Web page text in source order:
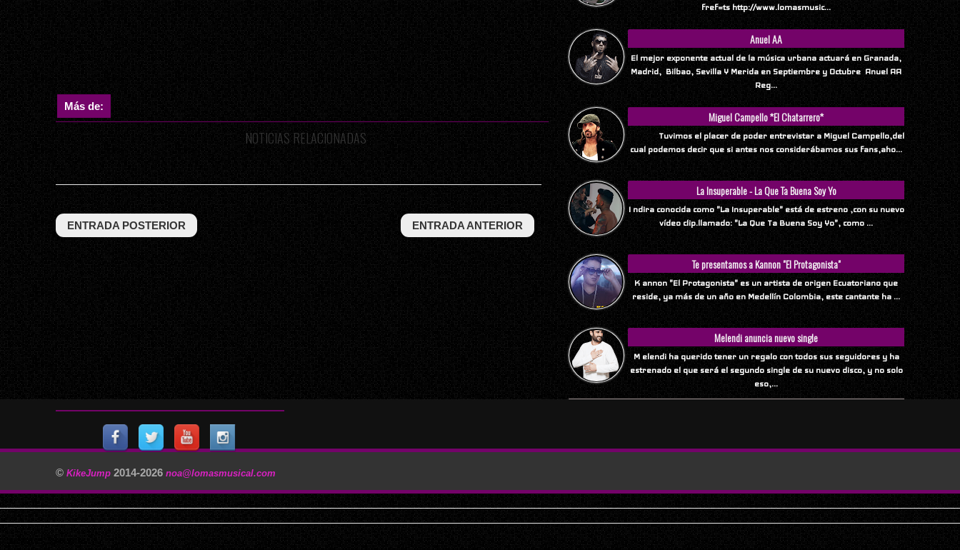
Más de:
NOTICIAS RELACIONADAS
ENTRADA POSTERIOR ENTRADA ANTERIOR
fref=ts http://www.lomasmusic...
Anuel AA
El mejor exponente actual de la música urbana actuará en Granada,
Madrid, Bilbao, Sevilla Y Merida en Septiembre y Octubre Anuel AA
Reg...
Miguel Campello *El Chatarrero*
Tuvimos el placer de poder entrevistar a Miguel Campello,del
cual podemos decir que si antes nos considerábamos sus fans,aho...
La Insuperable - La Que Ta Buena Soy Yo
I ndira conocida como "La Insuperable" está de estreno ,con su nuevo
vídeo clip.llamado: "La Que Ta Buena Soy Yo", como ...
Te presentamos a Kannon "El Protagonista"
K annon "El Protagonista" es un artista de origen Ecuatoriano que
reside, ya más de un año en Medellín Colombia, este cantante ha ...
Melendi anuncia nuevo single
M elendi ha querido tener un regalo con todos sus seguidores y ha
estrenado el que será el segundo single de su nuevo disco, y no solo
eso,...
© KikeJump 2014-2026 noa@lomasmusical.com
11/29/2025, 3:40:57 AM